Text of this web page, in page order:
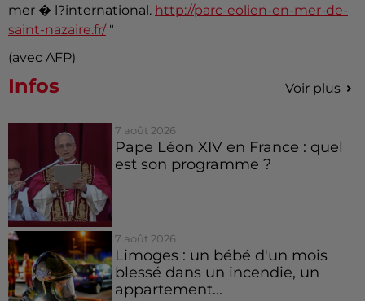
mer � l?international. http://parc-eolien-en-mer-de-
saint-nazaire.fr/"
(avec AFP)
Infos Voir plus
7 août 2026
Pape Léon XIV en France : quel
est son programme ?
7 août 2026
Limoges : un bébé d'un mois
blessé dans un incendie, un
appartement...